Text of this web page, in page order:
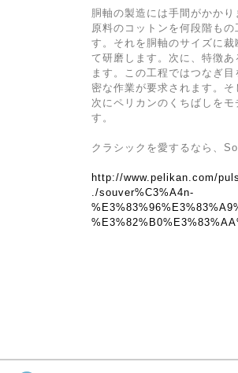
胴軸の製造には手間がかか
原料のコットンを何段階も
す。それを胴軸のサイズに
て研磨します。次に、特徴
ます。この工程ではつなぎ
密な作業が要求されます。
次にペリカンのくちばしを
す。
クラシックを愛するなら、
http://www.pelikan.com/
./souver%C3%A4n-